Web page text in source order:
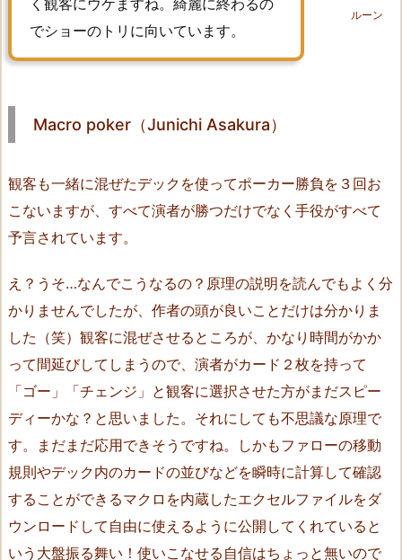
e
y
3.
C
S
t
e
r
y
（K.
M
i
m
o
t
o）
ルーン
く観客にウケますね。綺麗に終わるの
でショーのトリに向いています。
Macro poker（Junichi Asakura）
観客も一緒に混ぜたデックを使ってポーカー勝負を３回お
こないますが、すべて演者が勝つだけでなく手役がすべて
予言されています。
え？うそ…なんでこうなるの？原理の説明を読んでもよく分
かりませんでしたが、作者の頭が良いことだけは分かりま
した（笑）観客に混ぜさせるところが、かなり時間がかか
って間延びしてしまうので、演者がカード２枚を持って
「ゴー」「チェンジ」と観客に選択させた方がまだスピー
ディーかな？と思いました。それにしても不思議な原理で
す。まだまだ応用できそうですね。しかもファローの移動
規則やデック内のカードの並びなどを瞬時に計算して確認
することができるマクロを内蔵したエクセルファイルをダ
ウンロードして自由に使えるように公開してくれていると
いう大盤振る舞い！使いこなせる自信はちょっと無いので